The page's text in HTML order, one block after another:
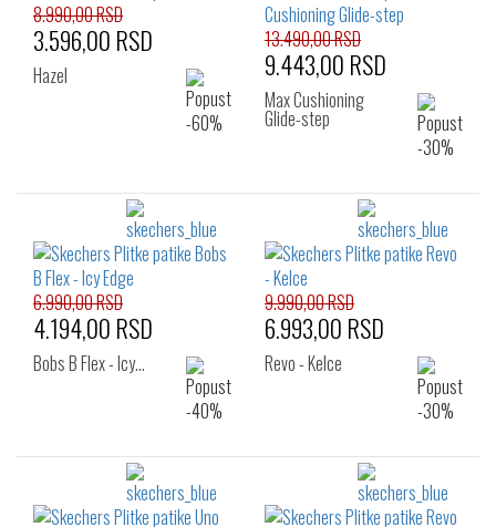
8.990,00 RSD
3.596,00 RSD
Hazel
13.490,00 RSD
9.443,00 RSD
Max Cushioning
Glide-step
6.990,00 RSD
4.194,00 RSD
Bobs B Flex - Icy…
9.990,00 RSD
6.993,00 RSD
Revo - Kelce